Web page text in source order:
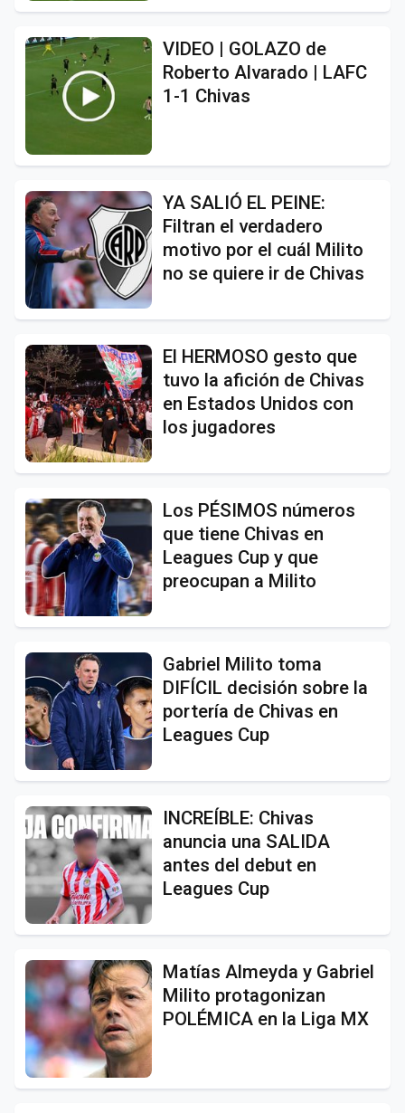
VIDEO | GOLAZO de
Roberto Alvarado | LAFC
1-1 Chivas
YA SALIÓ EL PEINE:
Filtran el verdadero
motivo por el cuál Milito
no se quiere ir de Chivas
El HERMOSO gesto que
tuvo la afición de Chivas
en Estados Unidos con
los jugadores
Los PÉSIMOS números
que tiene Chivas en
Leagues Cup y que
preocupan a Milito
Gabriel Milito toma
DIFÍCIL decisión sobre la
portería de Chivas en
Leagues Cup
INCREÍBLE: Chivas
anuncia una SALIDA
antes del debut en
Leagues Cup
Matías Almeyda y Gabriel
Milito protagonizan
POLÉMICA en la Liga MX